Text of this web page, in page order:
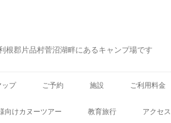
郡片品村菅沼湖畔にあるキャンプ場です
ン
ツ
へ
ップ ご予約 施設 ご利用料金
向けカヌーツアー 教育旅行 アクセス